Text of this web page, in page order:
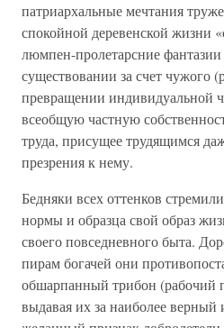
патриархальные мечтания
спокойной деревенской жизни
люмпен-пролетарсние фантазии
существовании за счет чужого
превращении индивидуальной
всеобщую частную
труда, присущее трудящимся
презрения к нему.
Бедняки всех оттенков
нормы и образца свой образ
своего повседневного быта.
пирам богачей они
обшарпанный трибон
выдавая их за наиболее верный